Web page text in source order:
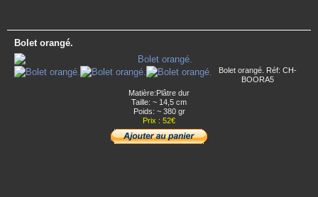
Bolet orangé.
Bolet orangé. Réf: CH-
BOORA5
Matière:Plâtre dur
Taille: ~ 14,5 cm
Poids: ~ 380 gr
Prix : 52€